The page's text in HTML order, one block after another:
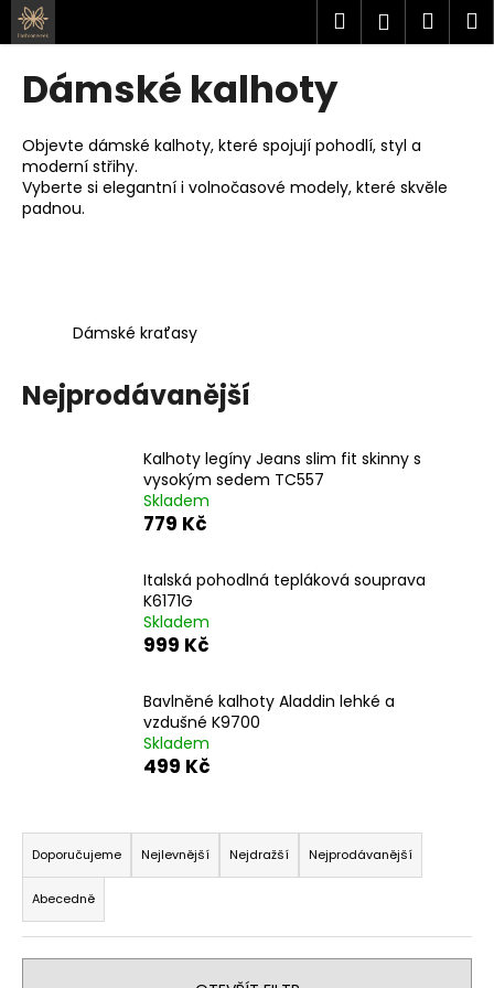
Přejít
na
obsah
Hledat
Dámské kalhoty
Objevte dámské kalhoty, které spojují pohodlí, styl a
moderní střihy.
Vyberte si elegantní i volnočasové modely, které skvěle
padnou.
Dámské kraťasy
Nejprodávanější
Kalhoty legíny Jeans slim fit skinny s
vysokým sedem TC557
Skladem
779 Kč
Italská pohodlná tepláková souprava
K6171G
Skladem
999 Kč
Bavlněné kalhoty Aladdin lehké a
vzdušné K9700
Skladem
499 Kč
Ř
a
z
e
n
Doporučujeme Nejlevnější Nejdražší Nejprodávanější
Abecedně
o
o
p
o
j
e
HLEDAT
D
o
p
o
r
u